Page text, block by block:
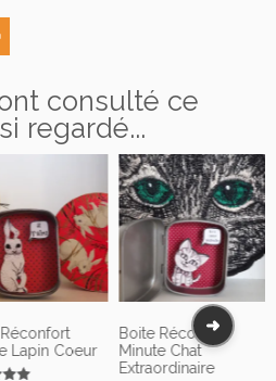
consulté ce
regardé...
Lapin Coeur
Boite Réconfort
Minute Chat
Extraordinaire